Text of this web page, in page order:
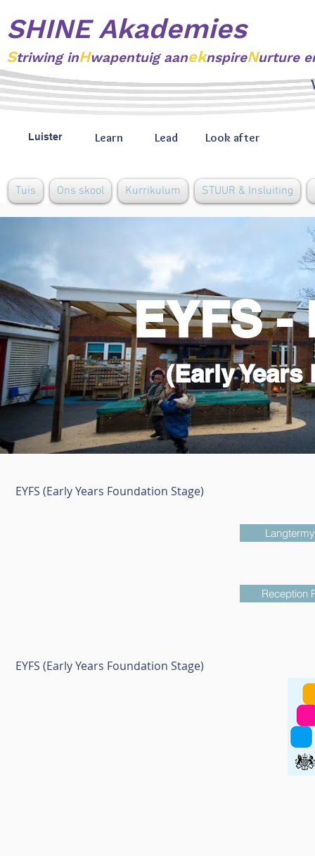
SHINE Akademies
Striwing inHwapentuig aaneknspireNurture
Luister Learn Lead Look after
Tuis Ons skool Kurrikulum STUUR & Insluiting
EYFS
(Early Years
EYFS (Early Years Foundation Stage)
Reception
EYFS (Early Years Foundation Stage)